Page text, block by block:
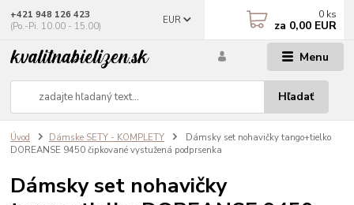
Menu
EUR
Hľadať
+421 948 126 423
(Po.-Pi. 10.00 - 15.00)
0 ks
za 0,00 EUR
Úvod Dámske SETY - KOMPLETY
Dámsky set nohavičky tango+tielko
DOREANSE 9450 čipkované vystužená podprsenka
Dámsky set nohavičky